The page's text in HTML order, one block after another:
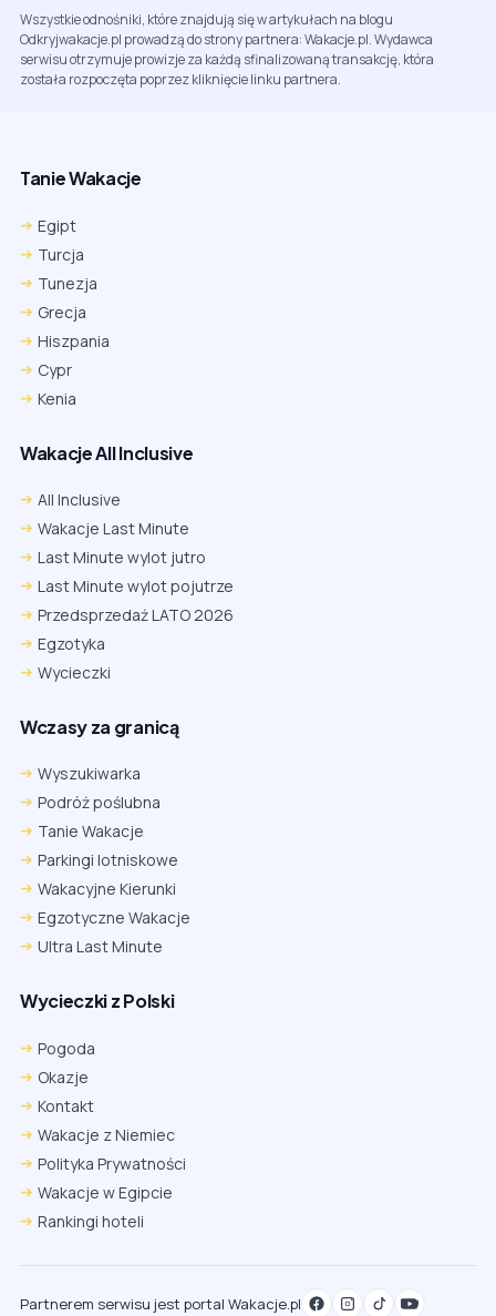
Wszystkie odnośniki, które znajdują się w artykułach na blogu
Odkryjwakacje.pl prowadzą do strony partnera: Wakacje.pl. Wydawca
serwisu otrzymuje prowizje za każdą sfinalizowaną transakcję, która
została rozpoczęta poprzez kliknięcie linku partnera.
Tanie Wakacje
Egipt
Turcja
Tunezja
Grecja
Hiszpania
Cypr
Kenia
Wakacje All Inclusive
All Inclusive
Wakacje Last Minute
Last Minute wylot jutro
Last Minute wylot pojutrze
Przedsprzedaż LATO 2026
Egzotyka
Wycieczki
Wczasy za granicą
Wyszukiwarka
Podróż poślubna
Tanie Wakacje
Parkingi lotniskowe
Wakacyjne Kierunki
Egzotyczne Wakacje
Ultra Last Minute
Wycieczki z Polski
Pogoda
Okazje
Kontakt
Wakacje z Niemiec
Polityka Prywatności
Wakacje w Egipcie
Rankingi hoteli
Partnerem serwisu jest portal Wakacje.pl